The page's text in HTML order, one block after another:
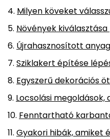
Milyen köveket
Növények
Újrahasznosított
Sziklakert építése
Egyszerű dekorációs
Locsolási
Fenntartható
Gyakori hibák, amiket